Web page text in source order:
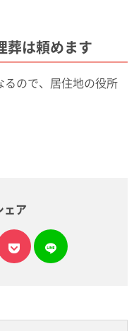
葬は頼めます
ので、居住地の役所
ェア
plus
pocket
line